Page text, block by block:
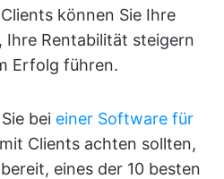
können Sie Ihre
Ihre Rentabilität steigern
Erfolg führen.
bei einer Software für
mit Clients achten sollten,
eines der 10 besten